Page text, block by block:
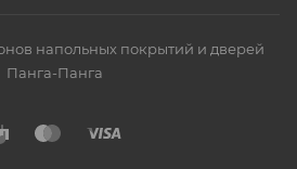
напольных покрытий и дверей
Панга-Панга